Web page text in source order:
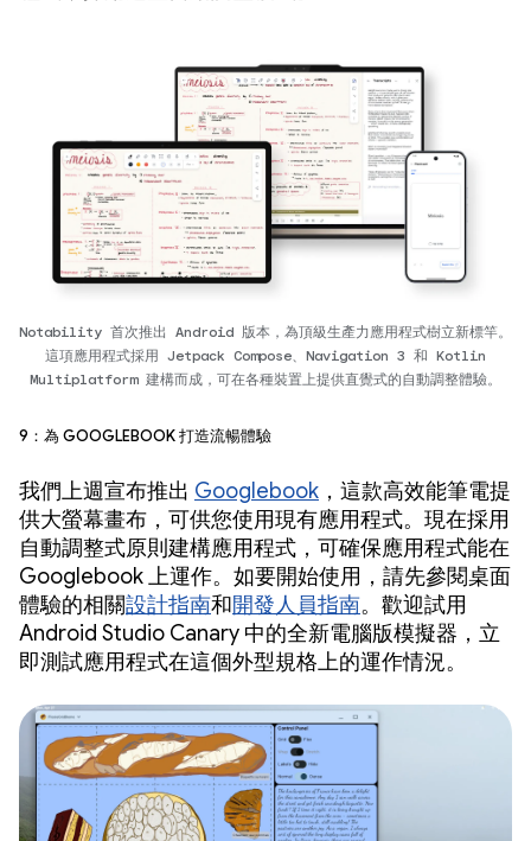
Notability 首次推出 Android 版本，為頂級生產力應用程式樹立新標竿。
這項應用程式採用 Jetpack Compose、Navigation 3 和 Kotlin
Multiplatform 建構而成，可在各種裝置上提供直覺式的自動調整體驗。
9：為 Googlebook 打造流暢體驗
我們上週宣布推出 Googlebook ，這款高效能筆電提
供大螢幕畫布，可供您使用現有應用程式。現在採用
自動調整式原則建構應用程式，可確保應用程式能在
Googlebook 上運作。如要開始使用，請先參閱桌面
體驗的相關設計指南和開發人員指南。歡迎試用
Android Studio Canary 中的全新電腦版模擬器，立
即測試應用程式在這個外型規格上的運作情況。